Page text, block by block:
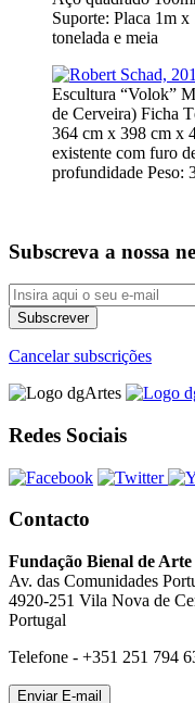
Suporte: Placa 1m x
tonelada e meia
Escultura “Volok”
de Cerveira) Ficha
364 cm x 398 cm x
existente com furo
profundidade Peso:
Subscreva a nossa
Cancelar subscrições
Redes Sociais
Contacto
Fundação Bienal de
Av. das Comunidades
4920-251 Vila Nova de
Portugal
Telefone - +351 251 794